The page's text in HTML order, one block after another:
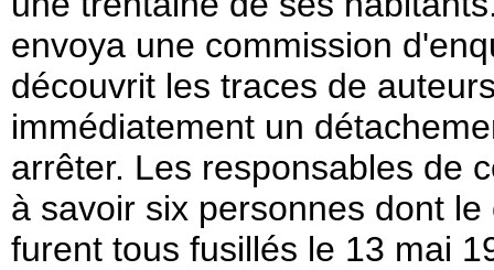
envoya une commission
découvrit les traces de
immédiatement un
arrêter. Les responsables de
à savoir six personnes dont
furent tous fusillés le 13 mai